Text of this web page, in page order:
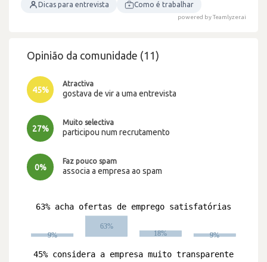
Dicas para entrevista Como é trabalhar
powered by Teamlyzer.ai
Opinião da comunidade (11)
45%
Atractiva
gostava de vir a uma entrevista
27%
Muito selectiva
participou num recrutamento
0%
Faz pouco spam
associa a empresa ao spam